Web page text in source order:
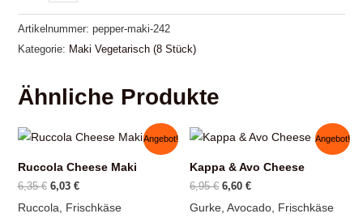
Menge
Artikelnummer: pepper-maki-242
Kategorie: Maki Vegetarisch (8 Stück)
Ähnliche Produkte
Angebot!
Ruccola Cheese Maki
6,35€ Ursprünglicher
war:
6,03 €Aktueller
ist:
Ruccola, Frischkäse
Angebot!
Kappa & Avo Cheese
6,95€ Ursprünglicher
war:
6,60 €Aktueller
ist:
Gurke, Avocado, Frischkäse